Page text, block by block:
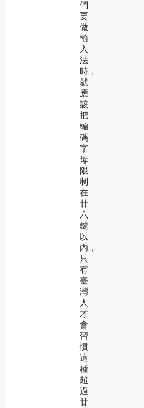
們
要
做
輸
入
法
時，
就
應
該
把
編
碼
字
母
限
制
在
廿
六
鍵
以
內，
只
有
臺
灣
人
才
會
習
慣
這
種
超
過
廿